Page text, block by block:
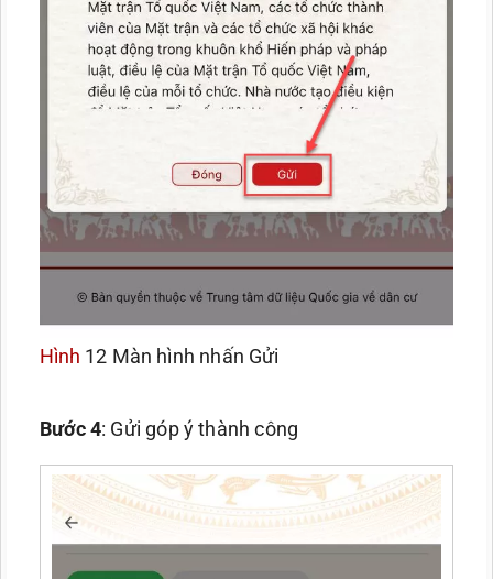
Hình 12 Màn hình nhấn Gửi
Bước 4: Gửi góp ý thành công